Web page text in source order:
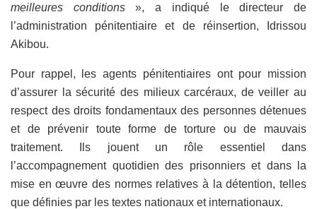
meilleures conditions», a indiqué le directeur de
l’administration pénitentiaire et de réinsertion, Idrissou
Akibou.
Pour rappel, les agents pénitentiaires ont pour mission
d’assurer la sécurité des milieux carcéraux, de veiller au
respect des droits fondamentaux des personnes détenues
et de prévenir toute forme de torture ou de mauvais
traitement. Ils jouent un rôle essentiel dans
l’accompagnement quotidien des prisonniers et dans la
mise en œuvre des normes relatives à la détention, telles
que définies par les textes nationaux et internationaux.